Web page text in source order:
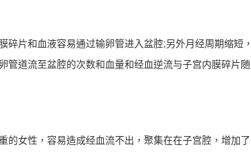
片和血液容易通过输卵管进入盆腔;另外月经周期缩短，
管道流至盆腔的次数和血量和经血逆流与子宫内膜碎片随
女性，容易造成经血流不出，聚集在在子宫腔，增加了